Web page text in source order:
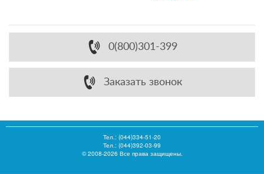
0(800)301-399
Заказать звонок
Тел.: (044)334-51-20
Тел.: (044)392-03-99
© 2008-2026 Все права защищены.